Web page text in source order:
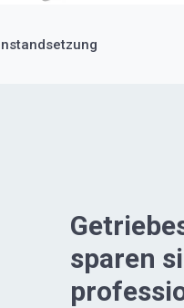
sparen